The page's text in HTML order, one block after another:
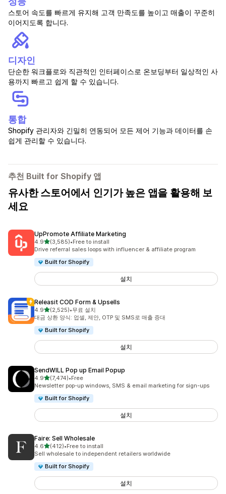
스토어 속도를 빠르게 유지해 고객 만족도를 높이고 매출이 꾸준히
이어지도록 합니다.
디자인
단순한 워크플로와 직관적인 인터페이스로 온보딩부터 일상적인 사
용까지 빠르고 쉽게 할 수 있습니다.
통합
Shopify 관리자와 긴밀히 연동되어 모든 제어 기능과 데이터를 손
쉽게 관리할 수 있습니다.
추천 Built for Shopify 앱
유사한 스토어에서 인기가 높은 앱을 활용해 보
세요
UpPromote Affiliate Marketing
4.9별 5개 중
(3,585)
총 리뷰 3585개
•Free to install
Drive referral sales loops with influencer & affiliate program
Built for Shopify
설치
Releasit COD Form & Upsells
4.9별 5개 중
(2,525)
총 리뷰 2525개
•무료 설치
대금 상환 양식: 업셀, 제안, OTP 및 SMS로 매출 증대
Built for Shopify
설치
SendWILL Pop up Email Popup
4.9별 5개 중
(7,474)
총 리뷰 7474개
•Free
Newsletter pop-up windows, SMS & email marketing for sign-ups
Built for Shopify
설치
Faire: Sell Wholesale
4.6별 5개 중
(412)
총 리뷰 412개
•Free to install
Sell wholesale to independent retailers worldwide
Built for Shopify
설치